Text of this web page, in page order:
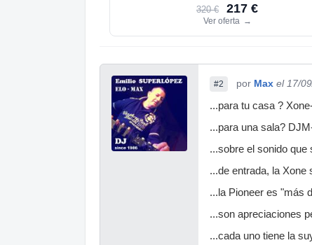
320 € 217 €
Ver oferta →
#2 por Max el 17/
...para tu casa ?
...para una sala?
...sobre el sonido
...de entrada, la
...la Pioneer es "más
...son apreciaciones
...cada uno tiene la